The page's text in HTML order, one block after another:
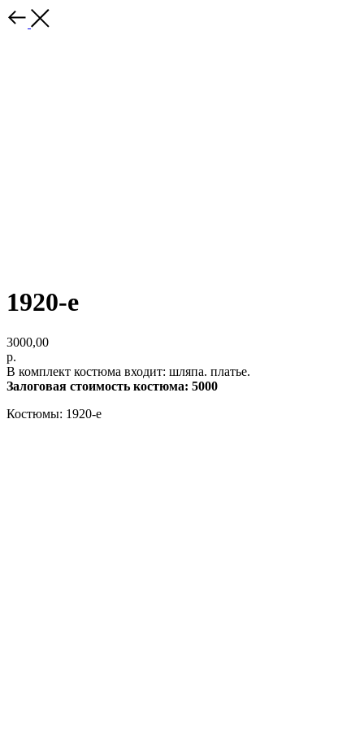
1920-е
3000,00
р.
В комплект костюма входит: шляпа. платье.
Залоговая стоимость костюма: 5000
Костюмы: 1920-е